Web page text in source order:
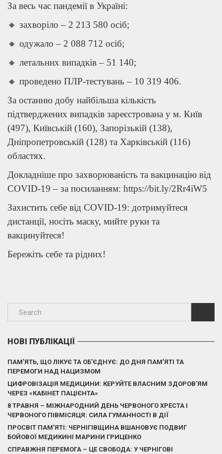
За весь час пандемії в Україні:
🔸 захворіло – 2 213 580 осіб;
🔸 одужало – 2 088 712 осіб;
🔸 летальних випадків – 51 140;
🔸 проведено ПЛР-тестувань – 10 319 406.
За останню добу найбільша кількість
підтверджених випадків зареєстрована у м. Київ
(497), Київській (160), Запорізькій (138),
Дніпропетровській (128) та Харківській (116)
областях.
Докладніше про захворюваність та вакцинацію від
COVID-19 – за посиланням: https://bit.ly/2Rr4iW5
Захистить себе від COVID-19: дотримуйтеся
дистанції, носіть маску, мийте руки та
вакцинуйтеся!
Бережіть себе та рідних!
НОВІ ПУБЛІКАЦІЇ
ПАМ’ЯТЬ, ЩО ЛІКУЄ ТА ОБ’ЄДНУЄ: ДО ДНЯ ПАМ’ЯТІ ТА
ПЕРЕМОГИ НАД НАЦИЗМОМ
ЦИФРОВІЗАЦІЯ МЕДИЦИНИ: КЕРУЙТЕ ВЛАСНИМ ЗДОРОВ’ЯМ
ЧЕРЕЗ «КАБІНЕТ ПАЦІЄНТА»
8 ТРАВНЯ – МІЖНАРОДНИЙ ДЕНЬ ЧЕРВОНОГО ХРЕСТА І
ЧЕРВОНОГО ПІВМІСЯЦЯ: СИЛА ГУМАННОСТІ В ДІЇ
ПРОСВІТ ПАМ’ЯТІ: ЧЕРНІГІВЩИНА ВШАНОВУЄ ПОДВИГ
БОЙОВОЇ МЕДИКИНІ МАРИНИ ГРИЦЕНКО
СПРАВЖНЯ ПЕРЕМОГА – ЦЕ СВОБОДА: У ЧЕРНІГОВІ